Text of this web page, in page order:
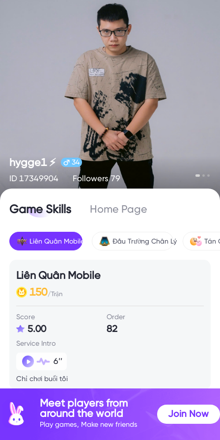
hygge1 ⚡️ 34
ID 17349904 Followers 79
Game Skills Home Page
Liên Quân Mobile Đấu Trường Chân Lý Tán
Liên Quân Mobile
150/Trận
Score
5.00
Order
82
Service Intro
6’’
Chỉ chơi buổi tối
Skill Info
Meet players from
around the world
Play games, Make new friends
Join Now